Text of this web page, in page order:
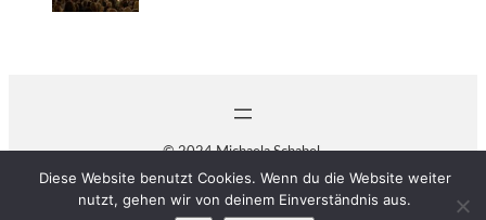
© 2024 Michaela Schabel
Diese Website benutzt Cookies. Wenn du die Website weiter
nutzt, gehen wir von deinem Einverständnis aus.